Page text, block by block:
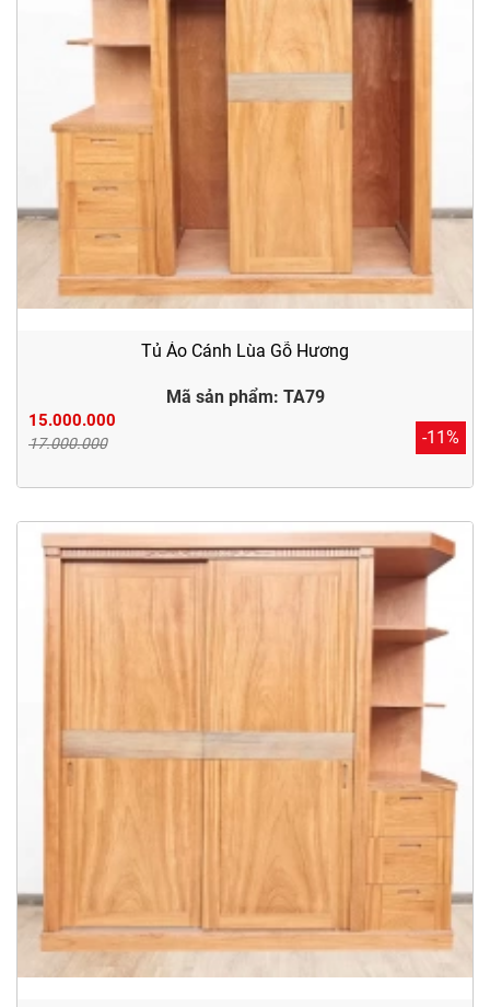
Tủ Áo Cánh Lùa Gỗ Hương
Mã sản phẩm: TA79
15.000.000
17.000.000 -11%